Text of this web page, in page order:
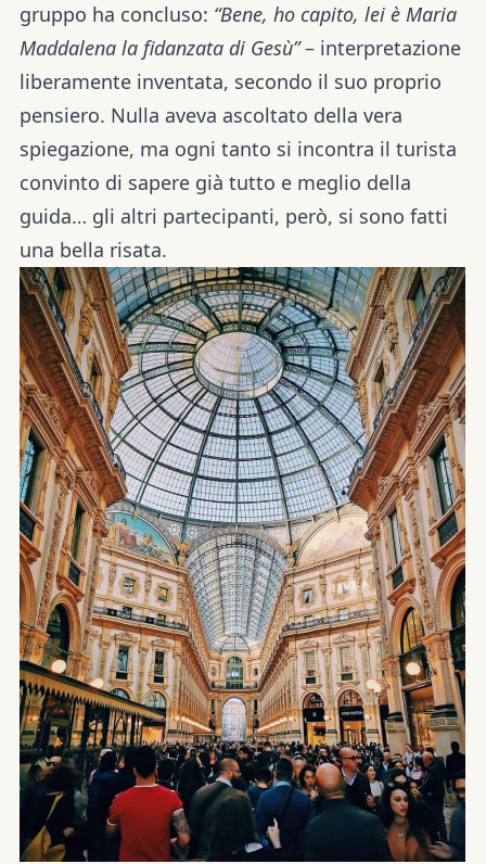
gruppo ha concluso: “Bene, ho capito, lei è Maria
Maddalena la fidanzata di Gesù”– interpretazione
liberamente inventata, secondo il suo proprio
pensiero. Nulla aveva ascoltato della vera
spiegazione, ma ogni tanto si incontra il turista
convinto di sapere già tutto e meglio della
guida… gli altri partecipanti, però, si sono fatti
una bella risata.